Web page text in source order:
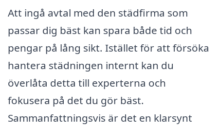
Att ingå avtal med den städfirma som
passar dig bäst kan spara både tid och
pengar på lång sikt. Istället för att försöka
hantera städningen internt kan du
överlåta detta till experterna och
fokusera på det du gör bäst.
Sammanfattningsvis är det en klarsynt